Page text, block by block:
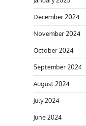
December 2024
November 2024
October 2024
September 2024
August 2024
July 2024
June 2024